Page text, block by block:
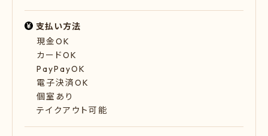
支払い方法
現金OK
カードOK
PayPayOK
電子決済OK
個室あり
テイクアウト可能